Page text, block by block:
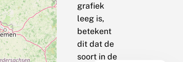
grafiek
leeg is,
betekent
dit dat de
soort in de